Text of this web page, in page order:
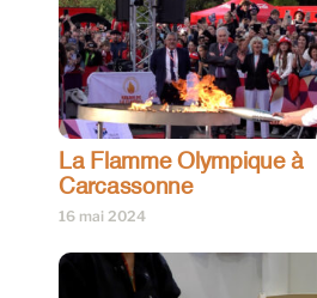
La Flamme Olympique à
Carcassonne
16 mai 2024